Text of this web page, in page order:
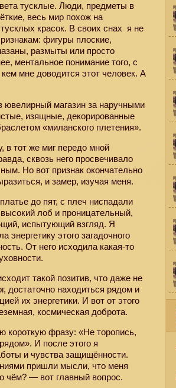
тусклые. Люди, предметы в
весь мир похож на
красок. В своих снах я не
фигуры плоские,
размыты или просто
ментальное понимание того, с
мне доводится этот человек. А
ювелирный магазин за наручными
изящные, декорированные
«миланского плетения».
в тот же миг передо мной
сквозь него просвечивало
Но вот признак окончательно
и замер, изучая меня.
до пят, с плеч ниспадали
лоб и проницательный,
испытующий взгляд. Я
энергетику этого загадочного
От него исходила какая-то
такой позитив, что даже не
достаточно находиться рядом и
их энергетики. И вот от этого
космическая доброта.
короткую фразу: «Не торопись,
И после этого я
и чувства защищённости.
пришли мысли, что меня
чём? — вот главный вопрос.